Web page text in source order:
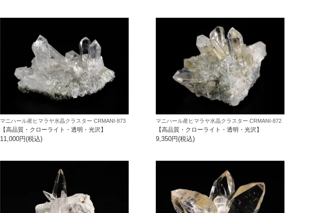
マニハール産ヒマラヤ水晶クラスター CRMANI-873
【高品質・クローライト・透明・光沢】
11,000円(税込)
マニハール産ヒマラヤ水晶クラスター CRMANI-872
【高品質・クローライト・透明・光沢】
9,350円(税込)